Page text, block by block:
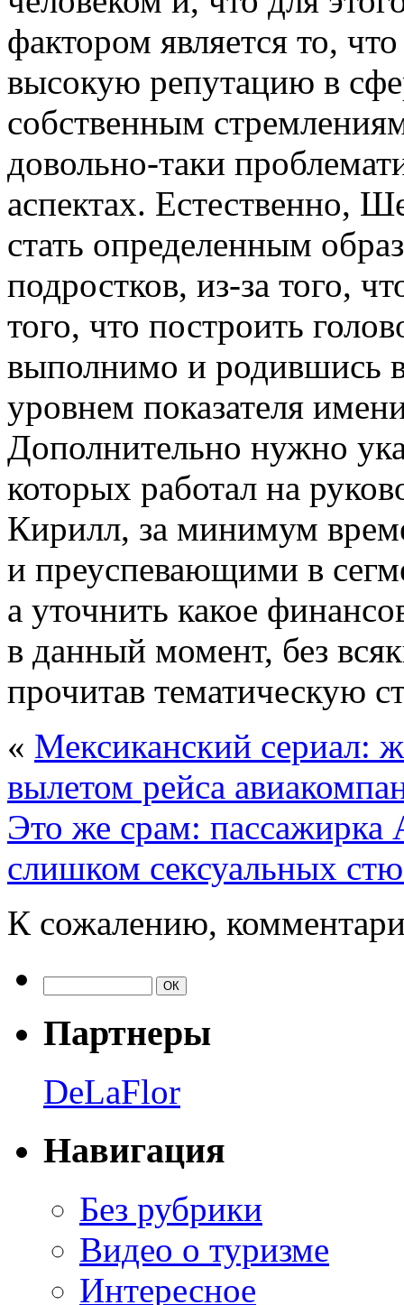
фактором является то,
высокую репутацию в
собственным
довольно-таки
аспектах. Естественно,
стать определенным
подростков, из-за того,
того, что построить
выполнимо и родившись
уровнем показателя
Дополнительно нужно
которых работал на
Кирилл, за минимум
и преуспевающими в
а уточнить какое
в данный момент, без
прочитав тематическую
« Мексиканский сериал:
вылетом рейса
Это же срам: пассажирка
слишком сексуальных
К сожалению,
Партнеры
DeLaFlor
Навигация
Без рубрики
Видео о туризме
Интересное